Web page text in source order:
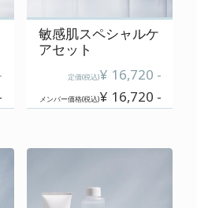
110
・月・祝
敏感肌スペシャルケ
アセット
定価(税込)¥ 16,720 -
メンバー価格(税込)¥ 16,720 -